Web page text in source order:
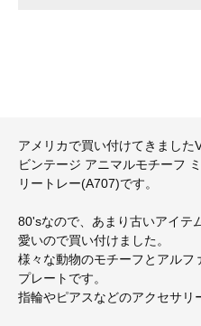
アメリカで買い付けてきまし
ビンテージ アニマルモチーフ
リートレー(A707)です。
80'sなので、あまり古いアイテ
愛いので買い付けました。
様々な動物のモチーフとアルフ
プレートです。
指輪やピアスなどのアクセサリ